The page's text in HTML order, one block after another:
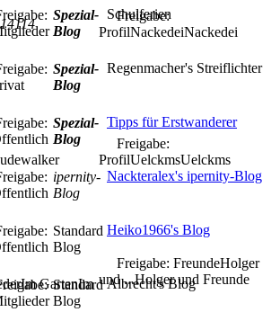
114
Freigabe:
ProfilNackedeiNackedei
Freigabe:
ProfilUelckmsUelckms
Im GartenIm
Freigabe: FreundeHolger
und ...Holger und Freunde
Spezial-
Blog
Schulferien
Spezial-
Blog
Regenmacher's Streiflichter
Spezial-
Blog
Tipps für Erstwanderer
ipernity-
Blog
Nackteralex's ipernity-Blog
Standard
Blog
Heiko1966's Blog
Standard
Blog
Albrecht's Blog